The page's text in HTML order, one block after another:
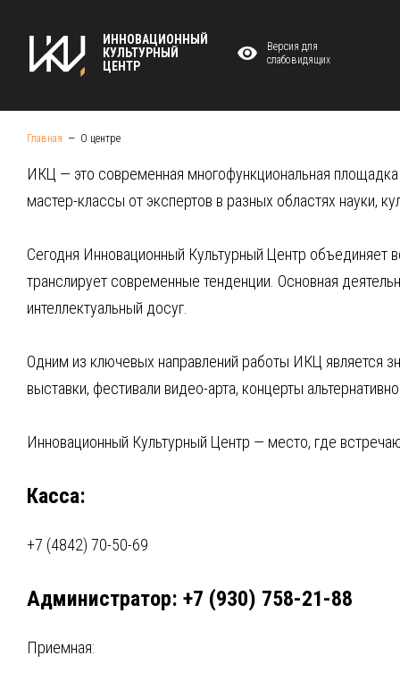
ИННОВАЦИОННЫЙ
КУЛЬТУРНЫЙ
ЦЕНТР
Версия для
слабовидящих
Главная О центре
ИКЦ — это современная многофункциональная площадка
мастер-классы от экспертов в разных областях науки,
​Сегодня Инновационный Культурный Центр объединяет
транслирует современные тенденции. Основная
интеллектуальный досуг.
Одним из ключевых направлений работы ИКЦ является
выставки, фестивали видео-арта, концерты
Инновационный Культурный Центр — место, где
Касса:
+7 (4842) 70-50-69
Администратор: +7 (930) 758-21-88
Приемная: